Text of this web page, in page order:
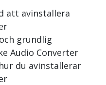
att avinstallera
grundlig
Audio Converter
du avinstallerar